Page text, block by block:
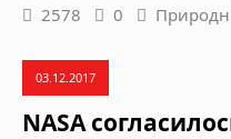
2578 0
03.12.2017
NASA